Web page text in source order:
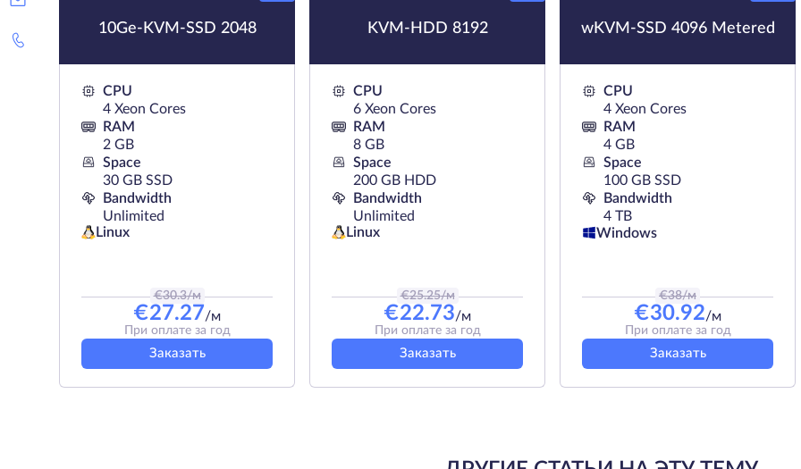
10Ge-KVM-SSD 2048
CPU
4 Xeon Cores
RAM
2 GB
Space
30 GB SSD
Bandwidth
Unlimited
Linux
€30.3/м
€27.27/м
При оплате за год
Заказать
KVM-HDD 8192
CPU
6 Xeon Cores
RAM
8 GB
Space
200 GB HDD
Bandwidth
Unlimited
Linux
€25.25/м
€22.73/м
При оплате за год
Заказать
wKVM-SSD 4096 Metered
CPU
4 Xeon Cores
RAM
4 GB
Space
100 GB SSD
Bandwidth
4 TB
Windows
€38/м
€30.92/м
При оплате за год
Заказать